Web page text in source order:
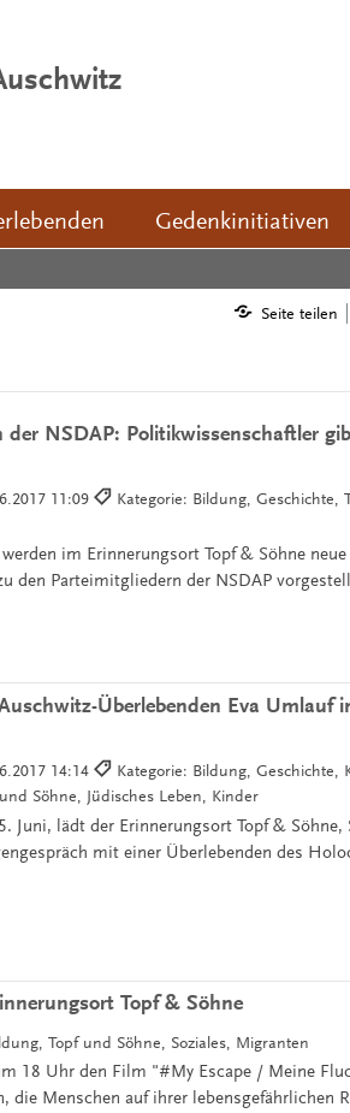
Gedenkinitiativen
Seite teilen
NSDAP: Politikwissenschaftler
11:09
Kategorie: Bildung, Geschichte,
im Erinnerungsort Topf & Söhne neue
den Parteimitgliedern der NSDAP
Überlebenden Eva Umlauf
14:14
Kategorie: Bildung, Geschichte,
Söhne, Jüdisches Leben, Kinder
Juni, lädt der Erinnerungsort Topf & Söhne,
mit einer Überlebenden des
Topf & Söhne
Topf und Söhne, Soziales, Migranten
18 Uhr den Film "#My Escape / Meine
die Menschen auf ihrer lebensgefährlichen